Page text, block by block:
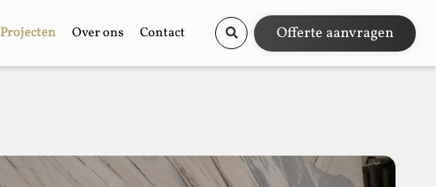
Projecten Over ons Contact Offerte aanvragen